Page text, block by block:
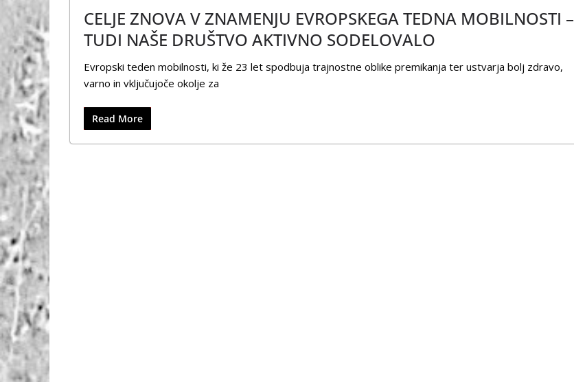
CELJE ZNOVA V ZNAMENJU EVROPSKEGA TEDNA MOBILNOSTI –
TUDI NAŠE DRUŠTVO AKTIVNO SODELOVALO
Evropski teden mobilnosti, ki že 23 let spodbuja trajnostne oblike premikanja ter ustvarja bolj zdravo,
varno in vključujoče okolje za
Read More